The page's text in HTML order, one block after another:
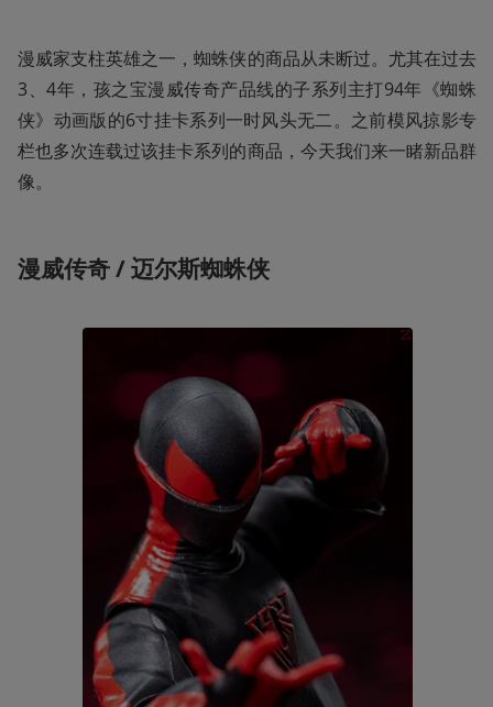
漫威家支柱英雄之一，蜘蛛侠的商品从未断过。尤其在过去
3、4年，孩之宝漫威传奇产品线的子系列主打94年《蜘蛛
侠》动画版的6寸挂卡系列一时风头无二。之前模风掠影专
栏也多次连载过该挂卡系列的商品，今天我们来一睹新品群
像。
漫威传奇 / 迈尔斯蜘蛛侠